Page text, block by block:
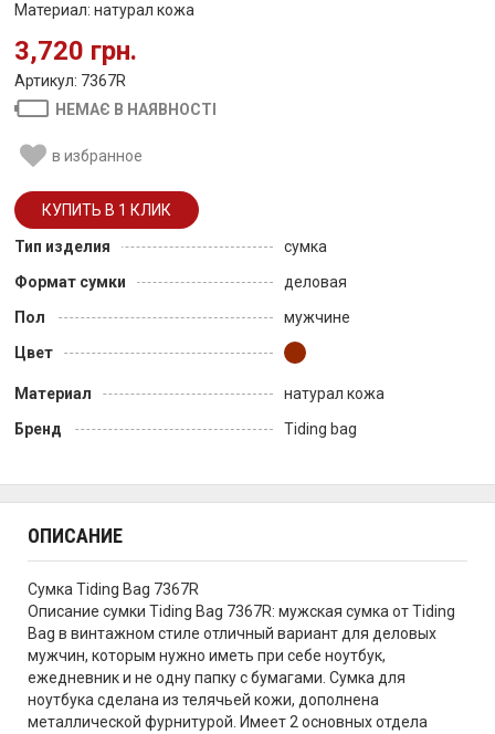
Материал: натурал кожа
3,720 грн.
Артикул: 7367R
НЕМАЄ В НАЯВНОСТІ
в избранное
Тип изделия
сумка
Формат сумки
деловая
Пол
мужчине
Цвет
Материал
натурал кожа
Бренд
Tiding bag
ОПИСАНИЕ
Сумка Tiding Bag 7367R
Описание сумки Tiding Bag 7367R: мужская сумка от Tiding
Bag в винтажном стиле отличный вариант для деловых
мужчин, которым нужно иметь при себе ноутбук,
ежедневник и не одну папку с бумагами. Сумка для
ноутбука сделана из телячьей кожи, дополнена
металлической фурнитурой. Имеет 2 основных отдела